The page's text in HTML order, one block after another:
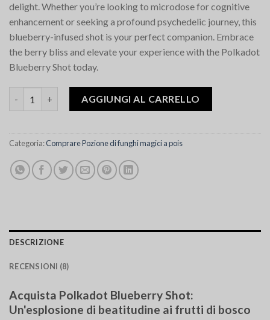
delight. Whether you’re looking to microdose for cognitive
enhancement or seeking a profound psychedelic journey, this
blueberry-infused shot is your perfect companion. Embrace
the berry bliss and elevate your experience with the Polkadot
Blueberry Shot today.
AGGIUNGI AL CARRELLO
Categoria:Comprare Pozione di funghi magici a pois
DESCRIZIONE
RECENSIONI (8)
Acquista Polkadot Blueberry Shot:
Un'esplosione di beatitudine ai frutti di bosco